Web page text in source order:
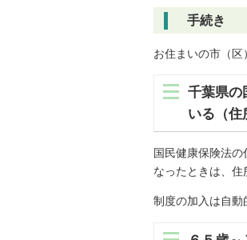
手続き
お住まいの市（区
千葉県の
いる（住
国民健康保険法
なったときは、住
制度の加入は自動